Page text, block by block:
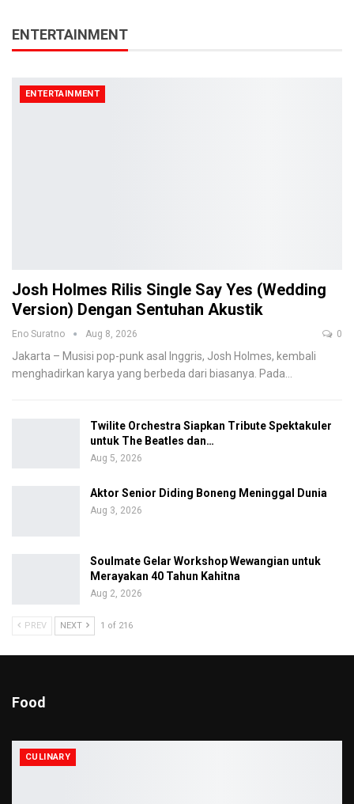
ENTERTAINMENT
ENTERTAINMENT
Josh Holmes Rilis Single Say Yes (Wedding
Version) Dengan Sentuhan Akustik
Eno Suratno Aug 8, 2026 0
Jakarta – Musisi pop-punk asal Inggris, Josh Holmes, kembali
menghadirkan karya yang berbeda dari biasanya. Pada
Twilite Orchestra Siapkan Tribute Spektakuler
untuk The Beatles dan…
Aug 5, 2026
Aktor Senior Diding Boneng Meninggal Dunia
Aug 3, 2026
Soulmate Gelar Workshop Wewangian untuk
Merayakan 40 Tahun Kahitna
Aug 2, 2026
PREV NEXT 1 of 216
Food
CULINARY